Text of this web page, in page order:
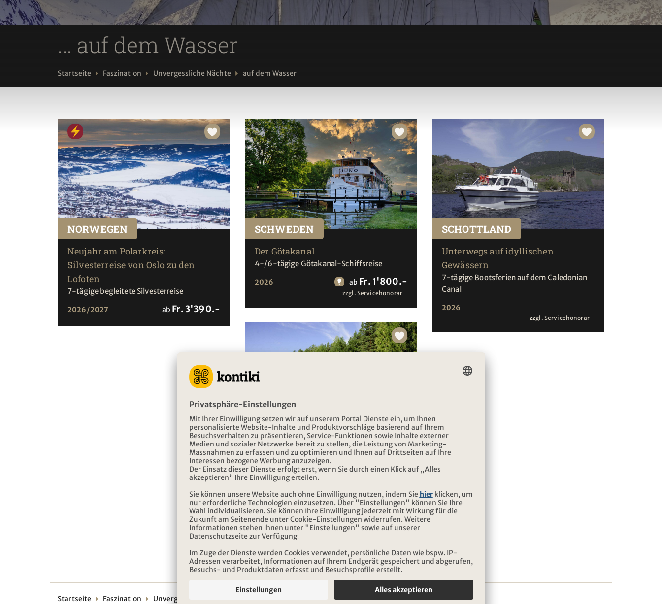
... auf dem Wasser
Startseite Faszination Unvergessliche Nächte auf dem Wasser
NORWEGEN
Neujahr am Polarkreis:
Silvesterreise von Oslo zu den
Lofoten
7-tägige begleitete Silvesterreise
2026/2027 ab Fr. 3'390.-
SCHWEDEN
Der Götakanal
4-/6-tägige Götakanal-Schiffsreise
2026 ab Fr. 1'800.-
zzgl. Servicehonorar
SCHOTTLAND
Unterwegs auf idyllischen
Gewässern
7-tägige Bootsferien auf dem Caledonian
Canal
2026
zzgl. Servicehonorar
FINNLAND
Mein eigenes Haus auf dem Wasser
Hausbootferien in der finnischen
Seenplatte
2026 ab Fr. 2'490.-
zzgl. Servicehonorar
Startseite Faszination Unvergessliche Nächte